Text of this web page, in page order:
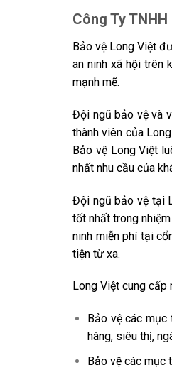
Công Ty
Bảo vệ Long Việt
an ninh xã hội trên
mạnh mẽ.
Đội ngũ bảo vệ và
thành viên của
Bảo vệ Long Việt
nhất nhu cầu của
Đội ngũ bảo vệ tại
tốt nhất trong
ninh miễn phí tại
tiện từ xa.
Long Việt cung cấp
Bảo vệ các mục
hàng, siêu thị,
Bảo vệ các mục